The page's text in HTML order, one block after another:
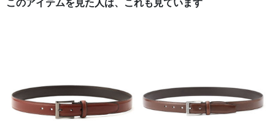
このアイテムを見た人は、これも見ています